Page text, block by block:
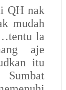
QH nak
mudah
la
aje
itu